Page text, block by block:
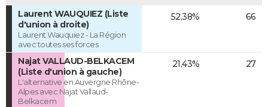
Laurent WAUQUIEZ (Liste
d'union à droite)
Laurent Wauquiez - La Région
avec toutes ses forces
52,38% 66
Najat VALLAUD-BELKACEM
(Liste d'union à gauche)
L'alternative en Auvergne Rhône-
Alpes avec Najat Vallaud-
Belkacem
21,43% 27